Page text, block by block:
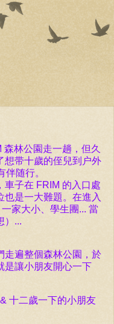
林公園走一趟，但久
想带十歲的侄兒到户外
伴随行。
車子在 FRIM 的入口處
也是一大難題。在進入
家大小、學生團... 當
）...
走遍整個森林公園，於
是讓小朋友開心一下
十二歲一下的小朋友